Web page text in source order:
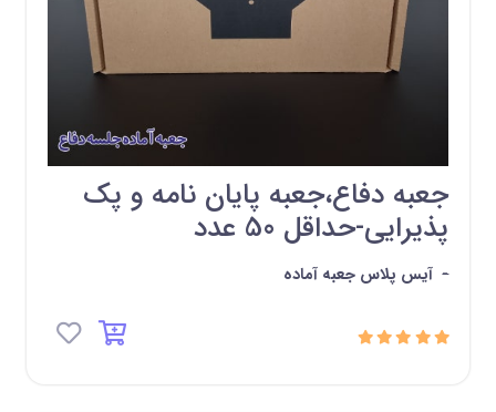
جعبه دفاع،جعبه پایان نامه و پک
پذیرایی-حداقل 50 عدد
- آیس پلاس جعبه آماده